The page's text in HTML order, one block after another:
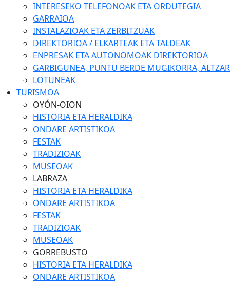
INTERESEKO TELEFONOAK ETA ORDUTEGIA
GARRAIOA
INSTALAZIOAK ETA ZERBITZUAK
DIREKTORIOA / ELKARTEAK ETA TALDEAK
ENPRESAK ETA AUTONOMOAK DIREKTORIOA
GARBIGUNEA, PUNTU BERDE MUGIKORRA,
LOTUNEAK
TURISMOA
OYÓN-OION
HISTORIA ETA HERALDIKA
ONDARE ARTISTIKOA
FESTAK
TRADIZIOAK
MUSEOAK
LABRAZA
HISTORIA ETA HERALDIKA
ONDARE ARTISTIKOA
FESTAK
TRADIZIOAK
MUSEOAK
GORREBUSTO
HISTORIA ETA HERALDIKA
ONDARE ARTISTIKOA